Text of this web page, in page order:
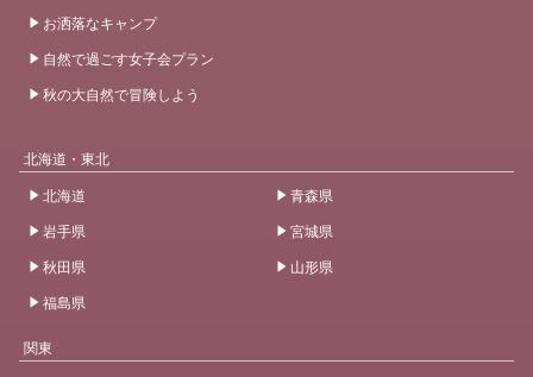
お洒落なキャンプ
自然で過ごす女子会プラン
秋の大自然で冒険しよう
北海道・東北
北海道
青森県
岩手県
宮城県
秋田県
山形県
福島県
関東